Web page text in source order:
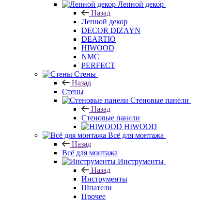
Назад
Лепной декор
DECOR DIZAYN
DEARTIO
HIWOOD
NMC
PERFECT
Стены
Назад
Стены
Назад
Стеновые панели
HIWOOD
Всё для монтажа
Назад
Всё для монтажа
Назад
Инструменты
Шпатели
Прочее